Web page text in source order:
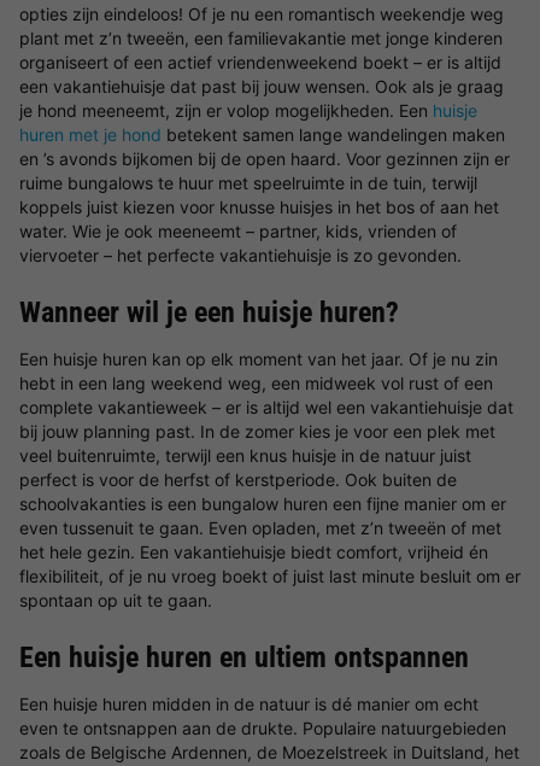
opties zijn eindeloos! Of je nu een romantisch weekendje weg
plant met z’n tweeën, een familievakantie met jonge kinderen
organiseert of een actief vriendenweekend boekt – er is altijd
een vakantiehuisje dat past bij jouw wensen. Ook als je graag
je hond meeneemt, zijn er volop mogelijkheden. Een huisje
huren met je hond betekent samen lange wandelingen maken
en ’s avonds bijkomen bij de open haard. Voor gezinnen zijn er
ruime bungalows te huur met speelruimte in de tuin, terwijl
koppels juist kiezen voor knusse huisjes in het bos of aan het
water. Wie je ook meeneemt – partner, kids, vrienden of
viervoeter – het perfecte vakantiehuisje is zo gevonden.
Wanneer wil je een huisje huren?
Een huisje huren kan op elk moment van het jaar. Of je nu zin
hebt in een lang weekend weg, een midweek vol rust of een
complete vakantieweek – er is altijd wel een vakantiehuisje dat
bij jouw planning past. In de zomer kies je voor een plek met
veel buitenruimte, terwijl een knus huisje in de natuur juist
perfect is voor de herfst of kerstperiode. Ook buiten de
schoolvakanties is een bungalow huren een fijne manier om er
even tussenuit te gaan. Even opladen, met z’n tweeën of met
het hele gezin. Een vakantiehuisje biedt comfort, vrijheid én
flexibiliteit, of je nu vroeg boekt of juist last minute besluit om er
spontaan op uit te gaan.
Een huisje huren en ultiem ontspannen
Een huisje huren midden in de natuur is dé manier om echt
even te ontsnappen aan de drukte. Populaire natuurgebieden
zoals de Belgische Ardennen, de Moezelstreek in Duitsland, het